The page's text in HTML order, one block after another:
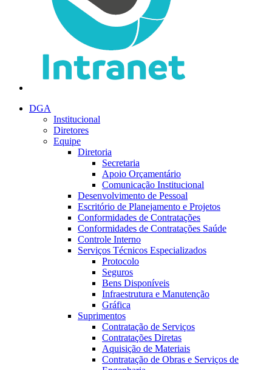
DGA
Institucional
Diretores
Equipe
Diretoria
Secretaria
Apoio Orçamentário
Comunicação Institucional
Desenvolvimento de Pessoal
Escritório de Planejamento e Projetos
Conformidades de Contratações
Conformidades de Contratações Saúde
Controle Interno
Serviços Técnicos Especializados
Protocolo
Seguros
Bens Disponíveis
Infraestrutura e Manutenção
Gráfica
Suprimentos
Contratação de Serviços
Contratações Diretas
Aquisição de Materiais
Contratação de Obras e Serviços de